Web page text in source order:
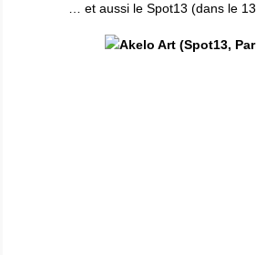
… et aussi le Spot13 (dans le